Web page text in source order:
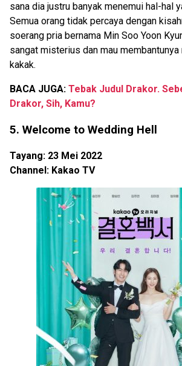
sana dia justru banyak menemui hal-hal
Semua orang tidak percaya dengan
soerang pria bernama Min Soo Yoon
sangat misterius dan mau
kakak.
BACA JUGA: Tebak Judul Drakor.
Drakor, Sih, Kamu?
5. Welcome to Wedding Hell
Tayang: 23 Mei 2022
Channel: Kakao TV